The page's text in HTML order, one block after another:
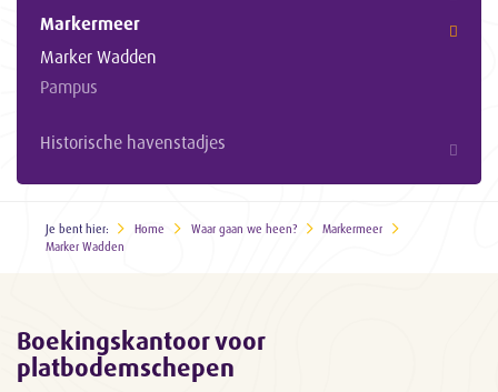
Markermeer
Marker Wadden
Pampus
Historische havenstadjes
Je bent hier: Home Waar gaan we heen?
Markermeer
Marker Wadden
Boekingskantoor voor
platbodemschepen